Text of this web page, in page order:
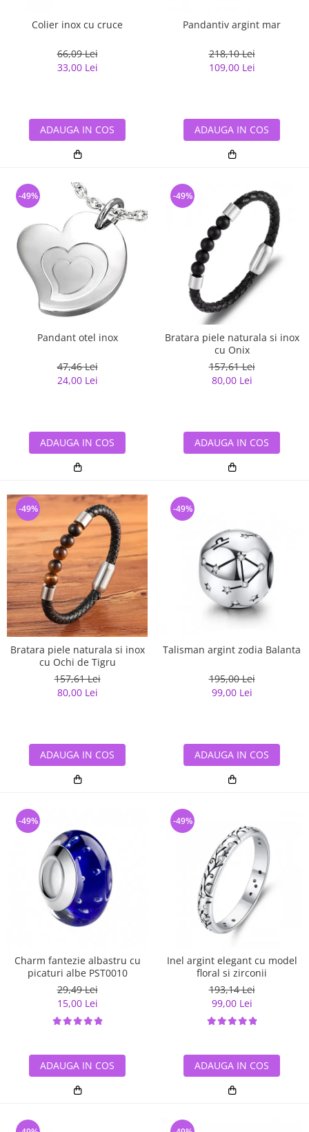
Colier inox cu cruce
66,09 Lei
33,00 Lei
ADAUGA IN COS
Pandantiv argint mar
218,10 Lei
109,00 Lei
ADAUGA IN COS
Pandant otel inox
47,46 Lei
24,00 Lei
-49%
ADAUGA IN COS
Bratara piele naturala si inox
cu Onix
157,61 Lei
80,00 Lei
-49%
ADAUGA IN COS
Bratara piele naturala si inox
cu Ochi de Tigru
157,61 Lei
80,00 Lei
-49%
ADAUGA IN COS
Talisman argint zodia Balanta
195,00 Lei
99,00 Lei
-49%
ADAUGA IN COS
Charm fantezie albastru cu
picaturi albe PST0010
29,49 Lei
15,00 Lei
-49%
ADAUGA IN COS
Inel argint elegant cu model
floral si zirconii
193,14 Lei
99,00 Lei
-49%
ADAUGA IN COS